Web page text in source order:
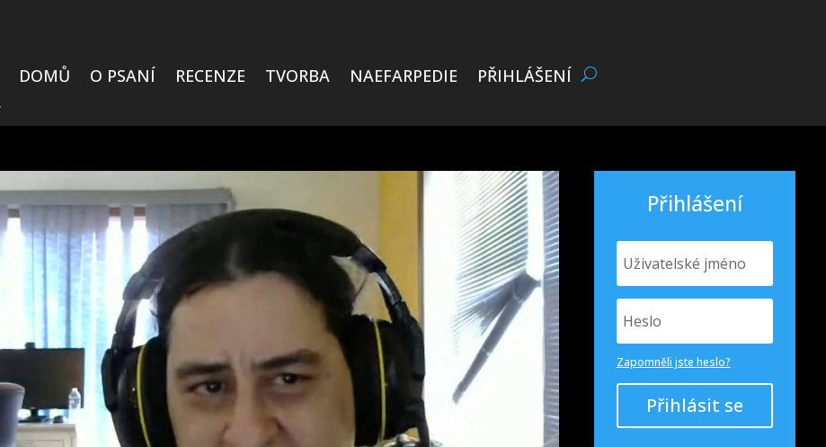
DOMŮ O PSANÍ RECENZE TVORBA NAEFARPEDIE PŘIHLÁŠENÍ
Přihlášení
Zapomněli jste heslo?
Přihlásit se